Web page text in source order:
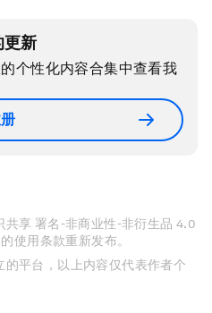
更新
个性化内容合集中查看我
享 署名-非商业性-非衍生品 4.0
使用条款重新发布。
平台，以上内容仅代表作者个